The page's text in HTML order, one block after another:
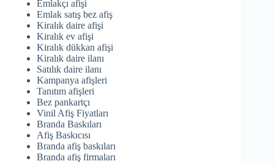
Emlakçı afişi
Emlak satış bez afiş
Kiralık daire afişi
Kiralık ev afişi
Kiralık dükkan afişi
Kiralık daire ilanı
Satılık daire ilanı
Kampanya afişleri
Tanıtım afişleri
Bez pankartçı
Vinil Afiş Fiyatları
Branda Baskıları
Afiş Baskıcısı
Branda afiş baskıları
Branda afiş firmaları